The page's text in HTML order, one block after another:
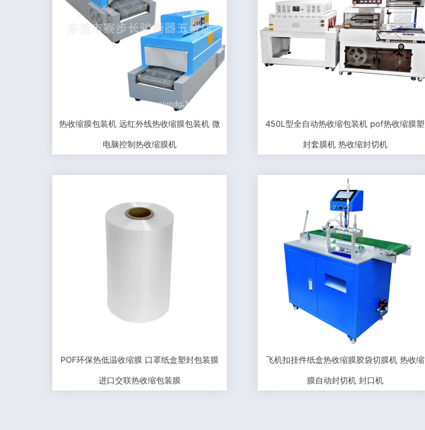
热收缩膜包装机 远红外线热收缩膜包装机 微
电脑控制热收缩膜机
450L型全自动热收缩包装机 pof热收缩膜塑
封套膜机 热收缩封切机
POF环保热低温收缩膜 口罩纸盒塑封包装膜
进口交联热收缩包装膜
飞机扣挂件纸盒热收缩膜胶袋切膜机 热收缩
膜自动封切机 封口机